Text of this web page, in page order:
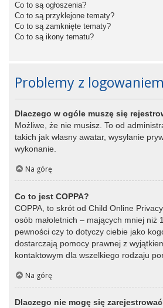
Co to są ogłoszenia?
Co to są przyklejone tematy?
Co to są zamknięte tematy?
Co to są ikony tematu?
Problemy z
Dlaczego w ogóle muszę się
Możliwe, że nie musisz. To od
takich jak własny awatar, wysyłanie
wykonanie.
Na górę
Co to jest COPPA?
COPPA, to skrót od Child Online
osób małoletnich – mających mniej
pewności czy to dotyczy ciebie jako
dostarczają pomocy prawnej z
kontaktowym dla wszelkiego rodzaju
Na górę
Dlaczego nie mogę się